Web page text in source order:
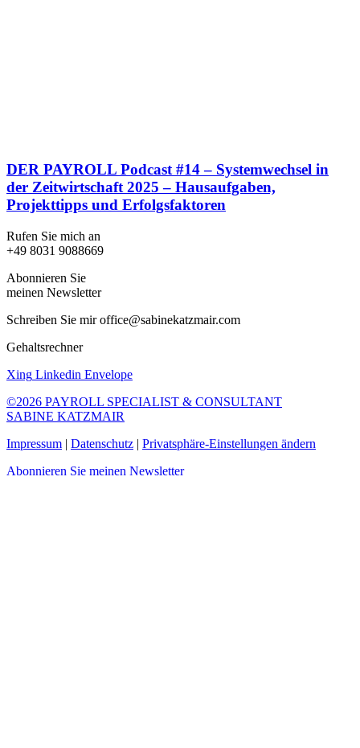
DER PAYROLL Podcast #14 – Systemwechsel in
der Zeitwirtschaft 2025 – Hausaufgaben,
Projekttipps und Erfolgsfaktoren
Rufen Sie mich an
+49 8031 9088669
Abonnieren Sie
meinen Newsletter
Schreiben Sie mir office@sabinekatzmair.com
Gehaltsrechner
Xing Linkedin Envelope
©2026 PAYROLL SPECIALIST & CONSULTANT
SABINE KATZMAIR
Impressum | Datenschutz | Privatsphäre-Einstellungen ändern
Abonnieren Sie meinen Newsletter